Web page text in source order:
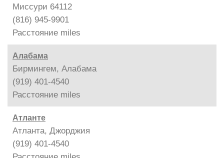
Миссури 64112
(816) 945-9901
Расстояние miles
Алабама
Бирмингем, Алабама
(919) 401-4540
Расстояние miles
Атланте
Атланта, Джорджия
(919) 401-4540